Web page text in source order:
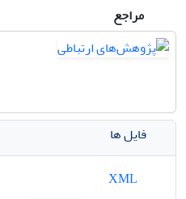
مراجع
فایل ها